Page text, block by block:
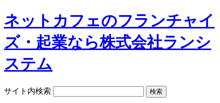
ネットカフェのフランチャイ
ズ・起業なら株式会社ランシ
ステム
サイト内検索